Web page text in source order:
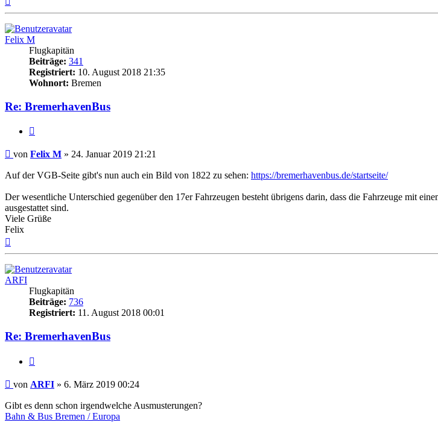
Felix M
Flugkapitän
Beiträge: 341
Registriert: 10. August 2018 21:35
Wohnort: Bremen
Re: BremerhavenBus
Ungelesener
von Felix M » 24. Januar 2019 21:21
Auf der VGB-Seite gibt's nun auch ein Bild von 1822 zu sehen: https://bremerhavenbus.de/startseite/
Der wesentliche Unterschied gegenüber den 17er Fahrzeugen besteht übrigens darin, dass die Fahrzeuge mit
ausgestattet sind.
Viele Grüße
Felix
ARFI
Flugkapitän
Beiträge: 736
Registriert: 11. August 2018 00:01
Re: BremerhavenBus
Ungelesener
von ARFI » 6. März 2019 00:24
Gibt es denn schon irgendwelche Ausmusterungen?
Bahn & Bus Bremen / Europa